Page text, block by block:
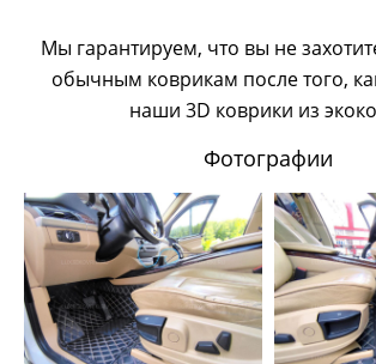
Мы гарантируем, что вы не
обычным коврикам после того,
наши 3D коврики из
Фотографии